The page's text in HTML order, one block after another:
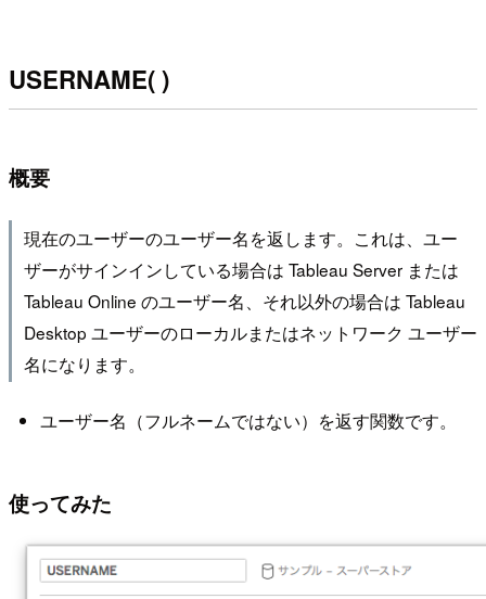
USERNAME( )
概要
現在のユーザーのユーザー名を返します。これは、ユー
ザーがサインインしている場合は Tableau Server または
Tableau Online のユーザー名、それ以外の場合は Tableau
Desktop ユーザーのローカルまたはネットワーク ユーザー
名になります。
ユーザー名（フルネームではない）を返す関数です。
使ってみた